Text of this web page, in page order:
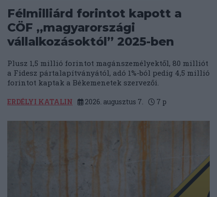
Félmilliárd forintot kapott a
CÖF „magyarországi
vállalkozásoktól” 2025-ben
Plusz 1,5 millió forintot magánszemélyektől, 80 milliót
a Fidesz pártalapítványától, adó 1%-ból pedig 4,5 millió
forintot kaptak a Békemenetek szervezői.
ERDÉLYI KATALIN 2026. augusztus 7. 7 p